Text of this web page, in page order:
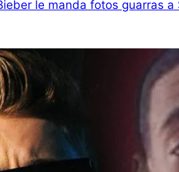
le manda fotos guarras